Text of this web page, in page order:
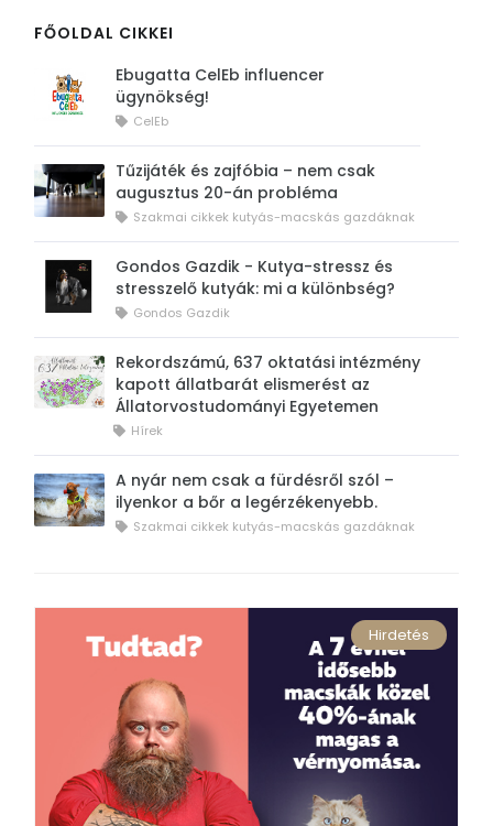
FŐOLDAL CIKKEI
Ebugatta CelEb influencer
ügynökség!
CelEb
Tűzijáték és zajfóbia – nem csak
augusztus 20-án probléma
Szakmai cikkek kutyás-macskás gazdáknak
Gondos Gazdik - Kutya-stressz és
stresszelő kutyák: mi a különbség?
Gondos Gazdik
Rekordszámú, 637 oktatási intézmény
kapott állatbarát elismerést az
Állatorvostudományi Egyetemen
Hírek
A nyár nem csak a fürdésről szól –
ilyenkor a bőr a legérzékenyebb.
Szakmai cikkek kutyás-macskás gazdáknak
Hirdetés